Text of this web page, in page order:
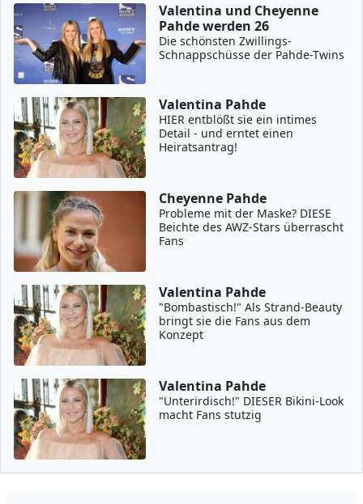
Valentina und Cheyenne
Pahde werden 26
Die schönsten Zwillings-
Schnappschüsse der Pahde-Twins
Valentina Pahde
HIER entblößt sie ein intimes
Detail - und erntet einen
Heiratsantrag!
Cheyenne Pahde
Probleme mit der Maske? DIESE
Beichte des AWZ-Stars überrascht
Fans
Valentina Pahde
"Bombastisch!" Als Strand-Beauty
bringt sie die Fans aus dem
Konzept
Valentina Pahde
"Unterirdisch!" DIESER Bikini-Look
macht Fans stutzig